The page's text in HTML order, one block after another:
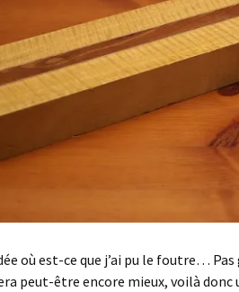
où est-ce que j’ai pu le foutre…
peut-être encore mieux, voilà donc